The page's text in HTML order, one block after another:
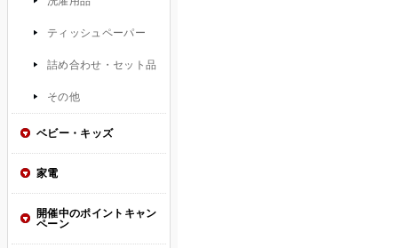
ティッシュペーパー
詰め合わせ・セット品
その他
ベビー・キッズ
家電
開催中のポイントキャン
ペーン